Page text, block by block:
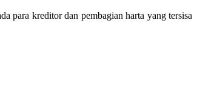
para kreditor dan pembagian harta yang tersisa